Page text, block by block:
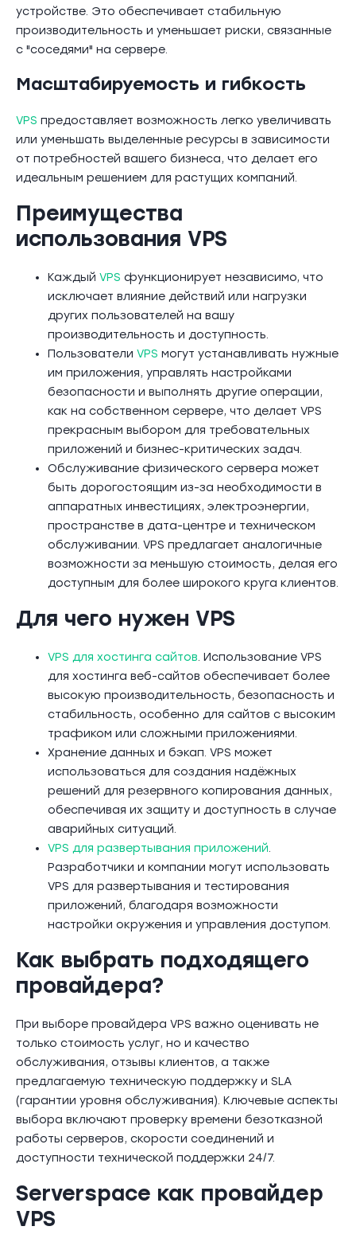
устройстве. Это обеспечивает стабильную
производительность и уменьшает риски, связанные
с "соседями" на сервере.
Масштабируемость и гибкость
VPS предоставляет возможность легко увеличивать
или уменьшать выделенные ресурсы в зависимости
от потребностей вашего бизнеса, что делает его
идеальным решением для растущих компаний.
Преимущества
использования VPS
Каждый VPS функционирует независимо, что
исключает влияние действий или нагрузки
других пользователей на вашу
производительность и доступность.
Пользователи VPS могут устанавливать нужные
им приложения, управлять настройками
безопасности и выполнять другие операции,
как на собственном сервере, что делает VPS
прекрасным выбором для требовательных
приложений и бизнес-критических задач.
Обслуживание физического сервера может
быть дорогостоящим из-за необходимости в
аппаратных инвестициях, электроэнергии,
пространстве в дата-центре и техническом
обслуживании. VPS предлагает аналогичные
возможности за меньшую стоимость, делая его
доступным для более широкого круга клиентов.
Для чего нужен VPS
VPS для хостинга сайтов. Использование VPS
для хостинга веб-сайтов обеспечивает более
высокую производительность, безопасность и
стабильность, особенно для сайтов с высоким
трафиком или сложными приложениями.
Хранение данных и бэкап. VPS может
использоваться для создания надёжных
решений для резервного копирования данных,
обеспечивая их защиту и доступность в случае
аварийных ситуаций.
VPS для развертывания приложений.
Разработчики и компании могут использовать
VPS для развертывания и тестирования
приложений, благодаря возможности
настройки окружения и управления доступом.
Как выбрать подходящего
провайдера?
При выборе провайдера VPS важно оценивать не
только стоимость услуг, но и качество
обслуживания, отзывы клиентов, а также
предлагаемую техническую поддержку и SLA
(гарантии уровня обслуживания). Ключевые аспекты
выбора включают проверку времени безотказной
работы серверов, скорости соединений и
доступности технической поддержки 24/7.
Serverspace как провайдер
VPS